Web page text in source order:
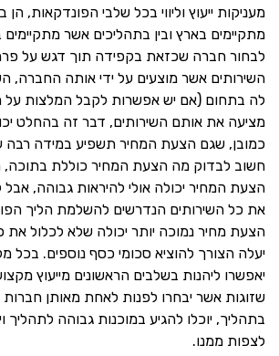
מעניקות ייעוץ וליווי בכל שלבי הפונדקאות,
מתקיימים בארץ ובין בתהליכים אשר
לבחור חברה שכזאת בקפידה תוך דגש על
השירותים אשר מוצעים על ידי אותה החברה,
לה בתחום (אם יש אפשרות לקבל המלצות
מציעה את אותם השירותים, דבר זה בהחלט
כמובן, שגם הצעת המחיר תשפיע במידה רבה
חשוב לבדוק מה הצעת המחיר כוללת בתוכה,
הצעת המחיר יכולה אולי להיראות גבוהה,
את כל השירותים הנדרשים להשלמת הליך
הצעת מחיר נמוכה יותר יכולה שלא לכלול את
יעלה הצורך להוציא סכומי כסף נוספים. בכל
יאפשרו ליהנות בשלבים הראשונים מייעוץ
שזוגות אשר יבחרו לפנות לאחת מאותן חברות
בתהליך, יוכלו להגיע במוכנות גבוהה לתהליך
לצפות ממנו.